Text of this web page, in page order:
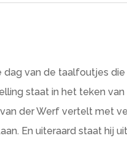
van de taalfoutjes
staat in het teken
der Werf vertelt met
En uiteraard staat hij